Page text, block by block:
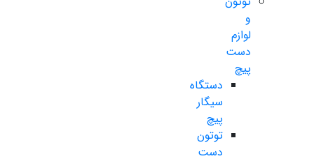
و
لوازم
دست
پیچ
دستگاه
سیگار
پیچ
توتون
دست